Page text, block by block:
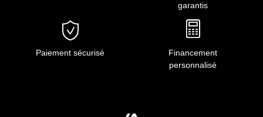
garantis
Paiement sécurisé
Financement
personnalisé